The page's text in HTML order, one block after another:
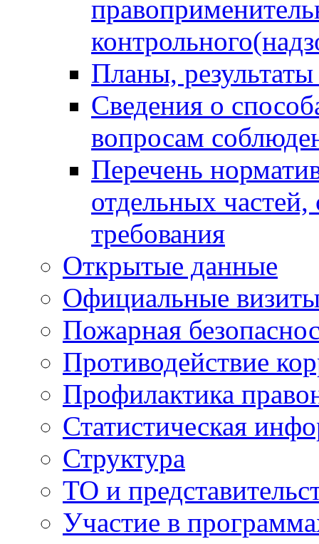
Планы,
Сведения о
вопросам
Перечень
отдельных
требования
Открытые данные
Официальные
Пожарная
Противодействие
Профилактика
Статистическая
Структура
ТО и
Участие в